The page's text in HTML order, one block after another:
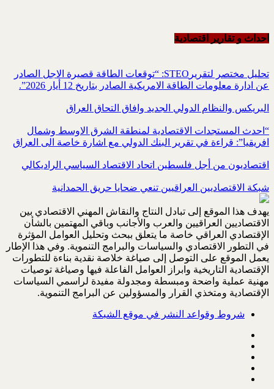
احداث و تقاریر اقتصادیة
تحليل مختصر لتقريرSTEO‏: “توقعات الطاقة قصيرة الاجل الصادر
عن ادارة معلومات الطاقة الامريكية ‏الصادر بتاريخ 12 أيار 2026”.‏
البريكس والنظام الدولي الجديد وافاق التحاق العراق
“احدث المستجدات الاقتصادية لمنطقة الشرق الاوسط وشمال
افريقيا”: قراءة في تقرير البنك الدولي مع اشارة خاصة الى العراق
اقتصاديون من أجل فلسطين اتحاد الاقتصاد السياسي الراديكالي
شبكة الاقتصاديين العراقيين تنعي ضحايا حريق الحمدانية
يهدف هذا الموقع إلى تبادل النتاج والنقاش المهني الاقتصادي بين
الاقتصاديين العراقيين والعرب والأجانب وباقي المهتمين بالشأن
الإقتصادي العراقي خاصة ما يتعلق ببحث وتحليل العوامل المؤثرة
في التطور الاقتصادي والسياسات والبرامج التنموية. وفي هذا الإطار
يعمل الموقع على التوصل إلى صياغة خلاصة نقدية بناءة للتطورات
الإقتصادية التاريخية وابراز العوامل الفاعلة فيها وصياغة توصيات
مهنية عملية واضحة ومبسطة ومجدولة مفيدة لراسمي السياسات
الإقتصادية ومتخذي القرار والمسؤولين عن البرامج التنموية.
شروط وقواعد النشر في موقع الشبكة